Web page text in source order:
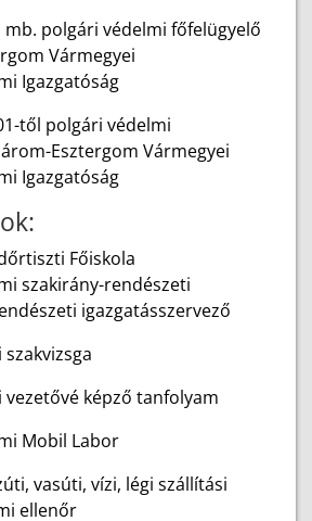
mb. polgári védelmi főfelügyelő
Vármegyei
Igazgatóság
től polgári védelmi
Esztergom Vármegyei
Igazgatóság
Főiskola
szakirány-rendészeti
igazgatásszervező
vezetővé képző tanfolyam
Mobil Labor
vasúti, vízi, légi szállítási
ellenőr